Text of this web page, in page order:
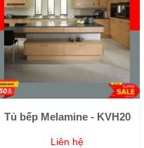
Tủ bếp Melamine - KVH20
Liên hệ